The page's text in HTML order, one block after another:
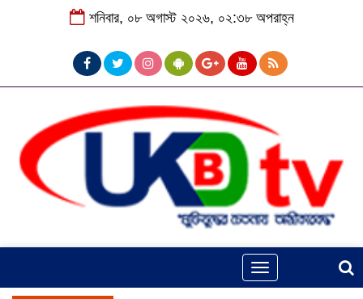
শনিবার, ০৮ অগাস্ট ২০২৬, ০২:৩৮ অপরাহ্ন
Toggle
navigation